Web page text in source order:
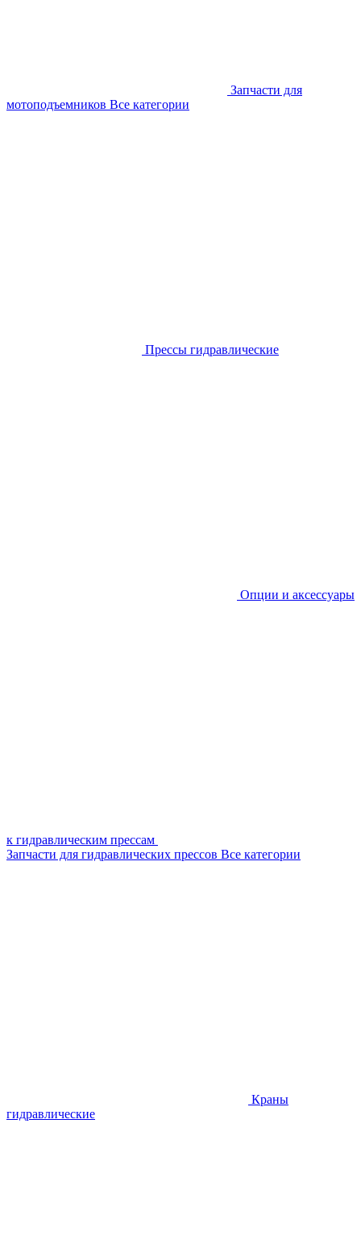
Запчасти для
мотоподъемников Все категории
Прессы гидравлические
Опции и аксессуары
к гидравлическим прессам
Запчасти для гидравлических прессов Все категории
Краны
гидравлические